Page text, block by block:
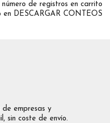
de registros en carrito
en DESCARGAR CONTEOS
de empresas y
sin coste de envío.